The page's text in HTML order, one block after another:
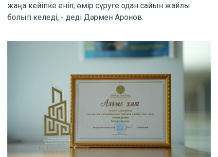
жаңа кейіпке еніп, өмір сүруге одан сайын жайлы
болып келеді, - деді Дәрмен Аронов.